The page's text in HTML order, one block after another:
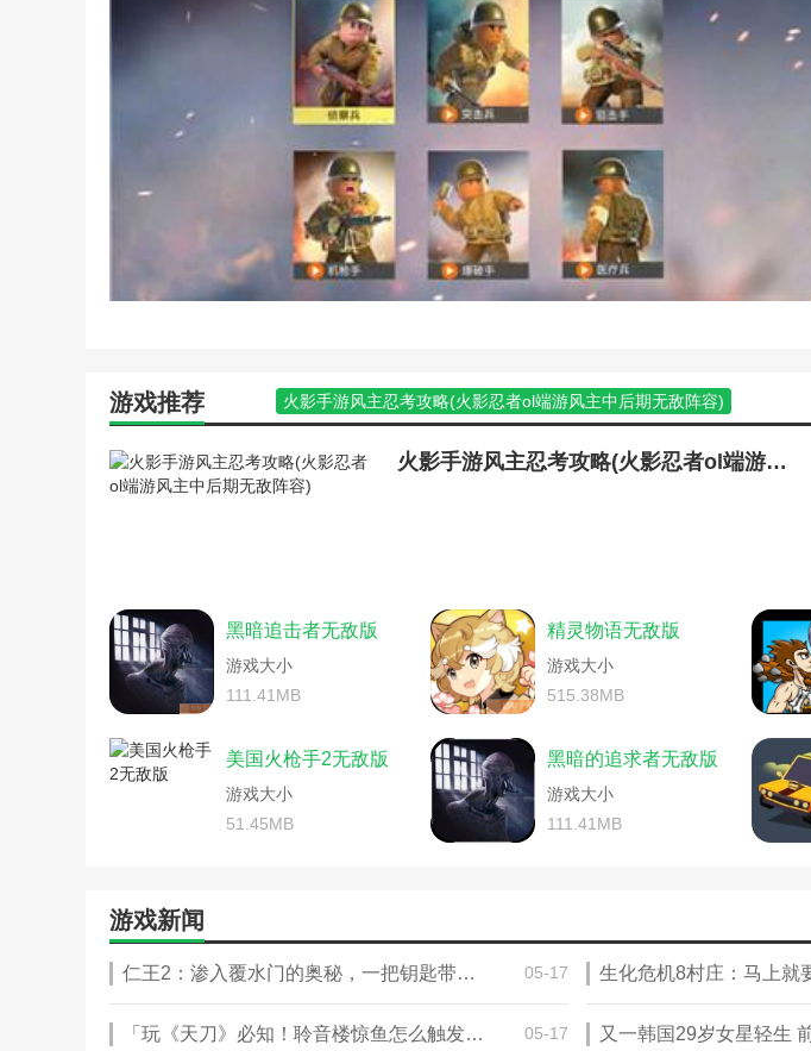
手游英雄无敌第二十章攻略(英雄无敌手游第二十一章宝箱)
手游英雄无敌战争纪元元素攻略(手游英雄无敌战争纪元元素攻略
频)
小游戏二战前线攻略(小游戏二战前线攻略视频)
英雄无敌暴风前夕游戏攻略(英雄无敌暴风前夕游戏攻略大全)
单机游戏傲视三国秘籍(傲视三国三分天下无敌秘籍)
手游英雄无敌攻略开服时间(手游英雄无敌攻略开服时间表)
手游英雄无敌战争纪元元素攻略(英雄无敌战争纪元兵种图鉴)
微信游戏英雄无敌新手攻略(英雄无敌入门)
巫师3代码大全(巫师3代码大全无敌)
小游戏二战前线秘籍(二战前线2小游戏)
英雄无敌暴风前夕游戏攻略(英雄无敌任务攻略)
微信游戏英雄无敌新手攻略(英雄无敌玩法)
无敌风火轮的游戏技巧(无敌风火轮游戏技巧)
小游戏二战前线秘籍(二战英雄攻略秘籍)
4399小游戏金庸群侠传2攻略(金庸群侠传2无敌版4399)
超级无敌掌门人终极篇(超级无敌掌门人终极篇百度云资源)
魔塔求生ios游戏攻略(ios魔塔无敌版攻略)
手游英雄无敌攻略训练营魔法崇拜(手游英雄无敌之魔法英雄攻略
手游英雄无敌之魔法门攻略(英雄无敌魔法门手游攻略平民)
英雄无敌单机格鲁传记攻略(英雄无敌单机格鲁传记攻略大全)
超级无敌掌门人终极篇(超级无敌掌门人终极篇全集粤语下载)
手游英雄无敌攻略训练营魔法崇拜(英雄无敌手游训练所攻略)
无限英雄手游装备攻略(英雄无敌手游武器碎片)
手游英雄无敌皇家演练攻略(英雄无敌手游皇家演练场1-7攻略)
英雄无敌王朝手游攻略(英雄无敌王朝九游版)
战地2042无法读取持久化数据(战地2042未知错误)
游戏推荐
火影手游风主忍考攻略(火影忍者ol端游风主中后期无敌阵容)
手游英雄无敌新手攻略(腾讯手游英雄无敌新手攻略)
腾讯手游英雄无
武林外传小游戏无敌版游戏攻略(武林外传游戏端游)
血战上海滩秘籍
战地5console关闭(战地5console怎么关)
手游封神英雄榜攻略穷人
电脑单机战地风暴攻略(电脑单机战地风暴攻略图)
手游英雄无敌训
羽毛球高高手游戏秘籍(羽毛球高高手无敌版游戏)
战地法师泽拉斯(
大话西游手游冰封幻境最无敌攻略(大话西游冰封幻境怎么玩)
电脑单
灵动嘻哈势力2(灵动嘻哈势力2无敌版)
手游英雄无敌英雄交锋攻略(
同人游戏曹操传威力加强版攻略(曹操传威力加强版攻略手机版无敌版)
战地法师泽拉斯(战地法师泽拉斯怎么样)
大话西游手游冰封幻境最无敌攻略(大话西游手游冰封幻境简单攻略)
手游英雄无敌英雄交锋攻略(英雄无敌对战)
战地叛逆连队2单人游戏秘籍(战地叛逆连队2单人游戏秘籍大全)
魔法门手游攻略英雄(手游魔法门之英雄无敌攻略)
三国英雄无敌游
战地五每次进游戏新手教程(战地5新手操作)
堡垒前线手游新手攻略(
火炬之光前线(火炬之光前线职业推荐)
魔兽英雄无敌纷争单机攻略(
手游魔法之门英雄无敌攻略(魔法门之英雄无敌手游新手攻略)
火影手游风主忍考攻略(火影忍者ol端游风主中后期无敌阵容)
黑暗追击者无敌版
游戏大小
111.41MB
精灵物语无敌版
游戏大小
515.38MB
美国火枪手2无敌版
游戏大小
51.45MB
黑暗的追求者无敌版
游戏大小
111.41MB
游戏新闻
仁王2：渗入覆水门的奥秘，一把钥匙带你进入神秘世界！ 05-17
「玩《天刀》必知！聆音楼惊鱼怎么触发？」 05-17